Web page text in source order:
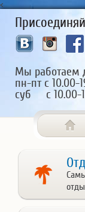
<
Мы работаем
пн-пт с 10.00-
суб с 10.00-